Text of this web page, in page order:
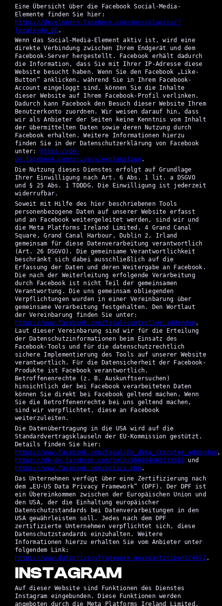
Eine Übersicht über die Facebook Social-Media-
Elemente finden Sie hier:
https://developers.facebook.com/docs/plugins/?
locale=de_DE.
Wenn das Social-Media-Element aktiv ist, wird eine
direkte Verbindung zwischen Ihrem Endgerät und dem
Facebook-Server hergestellt. Facebook erhält dadurch
die Information, dass Sie mit Ihrer IP-Adresse diese
Website besucht haben. Wenn Sie den Facebook „Like-
Button“ anklicken, während Sie in Ihrem Facebook-
Account eingeloggt sind, können Sie die Inhalte
dieser Website auf Ihrem Facebook-Profil verlinken.
Dadurch kann Facebook den Besuch dieser Website Ihrem
Benutzerkonto zuordnen. Wir weisen darauf hin, dass
wir als Anbieter der Seiten keine Kenntnis vom Inhalt
der übermittelten Daten sowie deren Nutzung durch
Facebook erhalten. Weitere Informationen hierzu
finden Sie in der Datenschutzerklärung von Facebook
unter:
https://de-
de.facebook.com/privacy/explanation.
Die Nutzung dieses Dienstes erfolgt auf Grundlage
Ihrer Einwilligung nach Art. 6 Abs. 1 lit. a DSGVO
und § 25 Abs. 1 TDDDG. Die Einwilligung ist jederzeit
widerrufbar.
Soweit mit Hilfe des hier beschriebenen Tools
personenbezogene Daten auf unserer Website erfasst
und an Facebook weitergeleitet werden, sind wir und
die Meta Platforms Ireland Limited, 4 Grand Canal
Square, Grand Canal Harbour, Dublin 2, Irland
gemeinsam für diese Datenverarbeitung verantwortlich
(Art. 26 DSGVO). Die gemeinsame Verantwortlichkeit
beschränkt sich dabei ausschließlich auf die
Erfassung der Daten und deren Weitergabe an Facebook.
Die nach der Weiterleitung erfolgende Verarbeitung
durch Facebook ist nicht Teil der gemeinsamen
Verantwortung. Die uns gemeinsam obliegenden
Verpflichtungen wurden in einer Vereinbarung über
gemeinsame Verarbeitung festgehalten. Den Wortlaut
der Vereinbarung finden Sie unter:
https://www.facebook.com/legal/controller_addendum.
Laut dieser Vereinbarung sind wir für die Erteilung
der Datenschutzinformationen beim Einsatz des
Facebook-Tools und für die datenschutzrechtlich
sichere Implementierung des Tools auf unserer Website
verantwortlich. Für die Datensicherheit der Facebook-
Produkte ist Facebook verantwortlich.
Betroffenenrechte (z. B. Auskunftsersuchen)
hinsichtlich der bei Facebook verarbeiteten Daten
können Sie direkt bei Facebook geltend machen. Wenn
Sie die Betroffenenrechte bei uns geltend machen,
sind wir verpflichtet, diese an Facebook
weiterzuleiten.
Die Datenübertragung in die USA wird auf die
Standardvertragsklauseln der EU-Kommission gestützt.
Details finden Sie hier:
https://www.facebook.com/legal/EU_data_transfer_addendum ,
https://de-de.facebook.com/help/566994660333381
und
https://www.facebook.com/policy.php.
Das Unternehmen verfügt über eine Zertifizierung nach
dem „EU-US Data Privacy Framework“ (DPF). Der DPF ist
ein Übereinkommen zwischen der Europäischen Union und
den USA, der die Einhaltung europäischer
Datenschutzstandards bei Datenverarbeitungen in den
USA gewährleisten soll. Jedes nach dem DPF
zertifizierte Unternehmen verpflichtet sich, diese
Datenschutzstandards einzuhalten. Weitere
Informationen hierzu erhalten Sie vom Anbieter unter
folgendem Link:
https://www.dataprivacyframework.gov/participant/4452.
INSTAGRAM
Auf dieser Website sind Funktionen des Dienstes
Instagram eingebunden. Diese Funktionen werden
angeboten durch die Meta Platforms Ireland Limited,